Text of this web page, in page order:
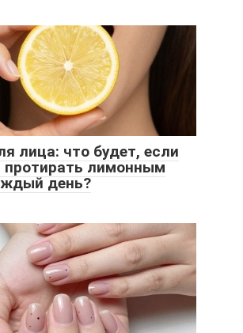
лица: что будет, если
протирать лимонным
день?